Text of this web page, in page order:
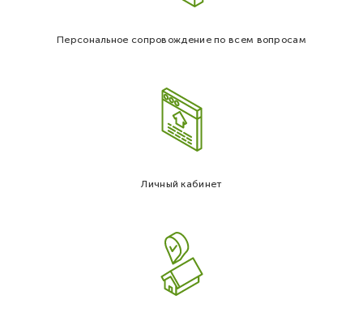
Персональное сопровождение по всем вопросам
Личный кабинет